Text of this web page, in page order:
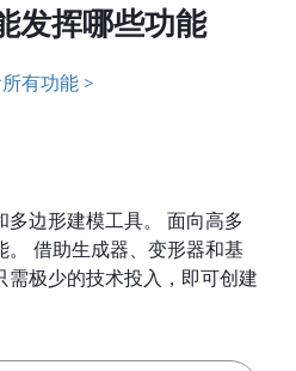
发挥哪些功能
有功能 >
多边形建模工具。 面向高多
。 借助生成器、变形器和基
需极少的技术投入，即可创建